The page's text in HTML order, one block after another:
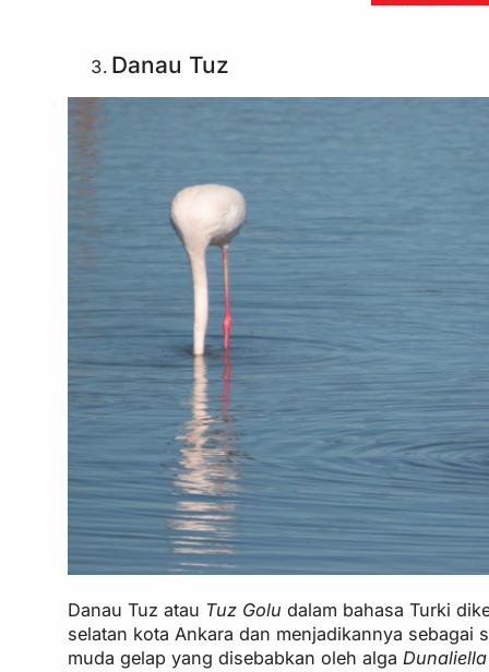
Danau Tuz
Danau Tuz atau Tuz Golu dalam bahasa Turki
selatan kota Ankara dan menjadikannya sebagai
muda gelap yang disebabkan oleh alga